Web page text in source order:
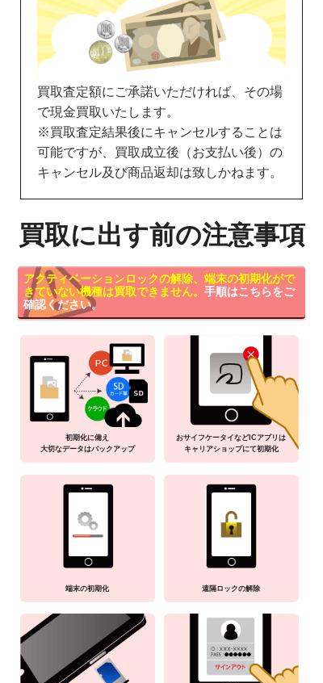
買取査定額にご承諾いただければ、その場
で現金買取いたします。
※買取査定結果後にキャンセルすることは
可能ですが、買取成立後（お支払い後）の
キャンセル及び商品返却は致しかねます。
買取に出す前の注意事項
アクティベーションロックの解除、端末の初期化がで
きていない機種は買取できません。 手順はこちらをご
確認ください。
初期化に備え
大切なデータはバックアップ
おサイフケータイなどICアプリは
キャリアショップにて初期化
端末の初期化 遠隔ロックの解除